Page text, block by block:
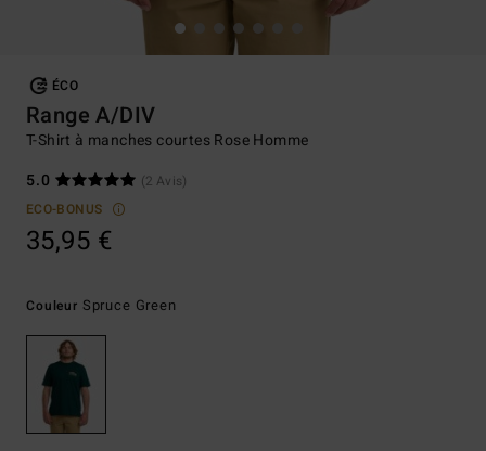
ÉCO
Range A/DIV
T-Shirt à manches courtes Rose Homme
5.0
(2 Avis)
ECO-BONUS
35,95 €
Couleur Spruce Green